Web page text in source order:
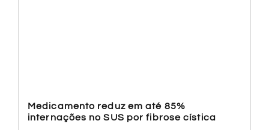
Medicamento reduz em até 85%
internações no SUS por fibrose cística